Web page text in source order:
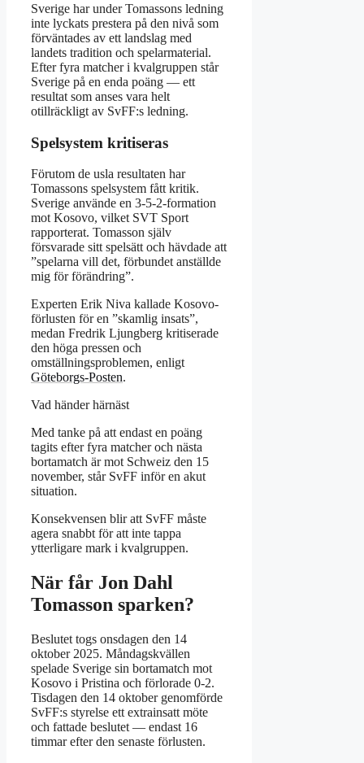
Sverige har under Tomassons ledning
inte lyckats prestera på den nivå som
förväntades av ett landslag med
landets tradition och spelarmaterial.
Efter fyra matcher i kvalgruppen står
Sverige på en enda poäng — ett
resultat som anses vara helt
otillräckligt av SvFF:s ledning.
Spelsystem kritiseras
Förutom de usla resultaten har
Tomassons spelsystem fått kritik.
Sverige använde en 3-5-2-formation
mot Kosovo, vilket SVT Sport
rapporterat. Tomasson själv
försvarade sitt spelsätt och hävdade att
”spelarna vill det, förbundet anställde
mig för förändring”.
Experten Erik Niva kallade Kosovo-
förlusten för en ”skamlig insats”,
medan Fredrik Ljungberg kritiserade
den höga pressen och
omställningsproblemen, enligt
Göteborgs-Posten.
Vad händer härnäst
Med tanke på att endast en poäng
tagits efter fyra matcher och nästa
bortamatch är mot Schweiz den 15
november, står SvFF inför en akut
situation.
Konsekvensen blir att SvFF måste
agera snabbt för att inte tappa
ytterligare mark i kvalgruppen.
När får Jon Dahl
Tomasson sparken?
Beslutet togs onsdagen den 14
oktober 2025. Måndagskvällen
spelade Sverige sin bortamatch mot
Kosovo i Pristina och förlorade 0-2.
Tisdagen den 14 oktober genomförde
SvFF:s styrelse ett extrainsatt möte
och fattade beslutet — endast 16
timmar efter den senaste förlusten.